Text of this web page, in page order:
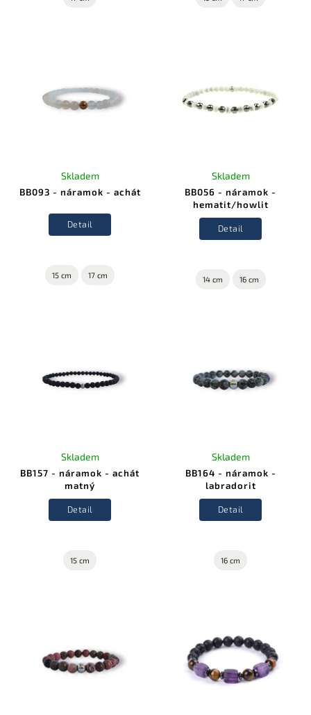
BB093 - náramok - achát
Skladem
Detail
15 cm 17 cm
BB056 - náramok -
hematit/howlit
Skladem
Detail
14 cm 16 cm
BB157 - náramok - achát
matný
Skladem
Detail
15 cm
BB164 - náramok -
labradorit
Skladem
Detail
16 cm